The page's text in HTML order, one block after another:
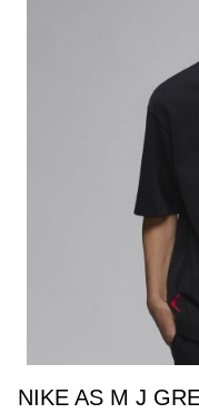
NIKE AS M J